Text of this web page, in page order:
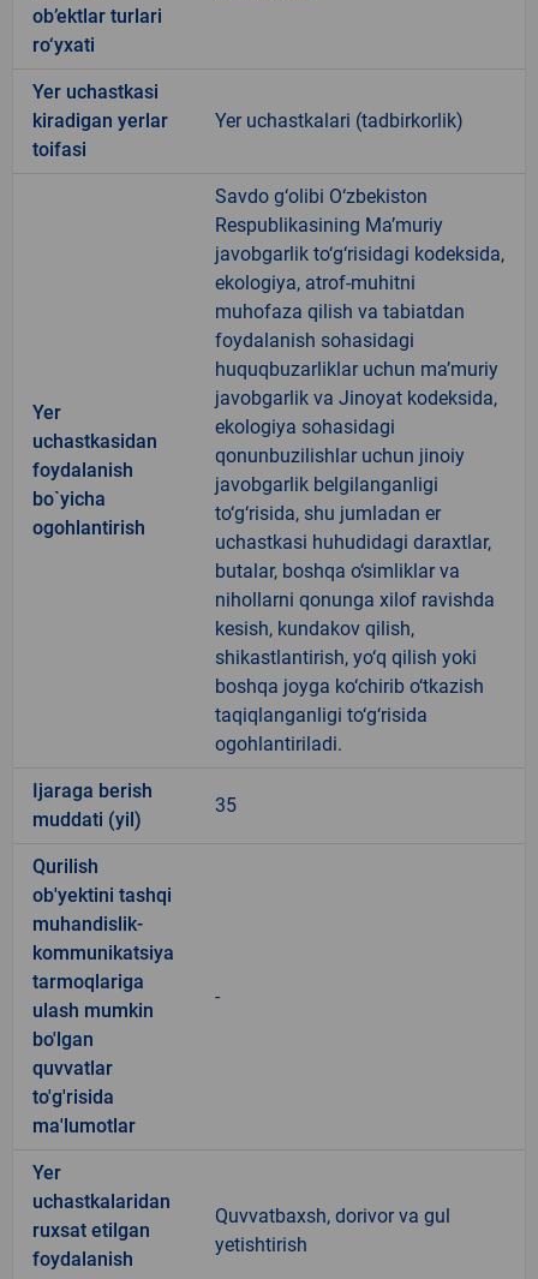
ob’ektlar turlari
ro‘yxati
Yer uchastkasi
kiradigan yerlar
toifasi
Yer uchastkalari (tadbirkorlik)
Yer
uchastkasidan
foydalanish
bo`yicha
ogohlantirish
Savdo g‘olibi O‘zbekiston
Respublikasining Ma’muriy
javobgarlik to‘g‘risidagi kodeksida,
ekologiya, atrof-muhitni
muhofaza qilish va tabiatdan
foydalanish sohasidagi
huquqbuzarliklar uchun ma’muriy
javobgarlik va Jinoyat kodeksida,
ekologiya sohasidagi
qonunbuzilishlar uchun jinoiy
javobgarlik belgilanganligi
to‘g‘risida, shu jumladan er
uchastkasi huhudidagi daraxtlar,
butalar, boshqa o‘simliklar va
nihollarni qonunga xilof ravishda
kesish, kundakov qilish,
shikastlantirish, yo‘q qilish yoki
boshqa joyga ko‘chirib o‘tkazish
taqiqlanganligi to‘g‘risida
ogohlantiriladi.
Ijaraga berish
muddati (yil)
35
Qurilish
ob'yektini tashqi
muhandislik-
kommunikatsiya
tarmoqlariga
ulash mumkin
bo'lgan
quvvatlar
to'g'risida
ma'lumotlar
-
Yer
uchastkalaridan
ruxsat etilgan
foydalanish
Quvvatbaxsh, dorivor va gul
yetishtirish